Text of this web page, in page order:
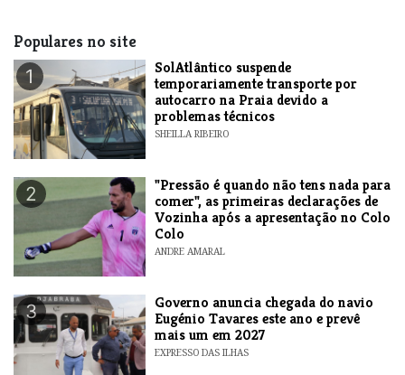
Populares no site
1
SolAtlântico suspende
temporariamente transporte por
autocarro na Praia devido a
problemas técnicos
SHEILLA RIBEIRO
2
"Pressão é quando não tens nada para
comer", as primeiras declarações de
Vozinha após a apresentação no Colo
Colo
ANDRE AMARAL
3
Governo anuncia chegada do navio
Eugénio Tavares este ano e prevê
mais um em 2027
EXPRESSO DAS ILHAS